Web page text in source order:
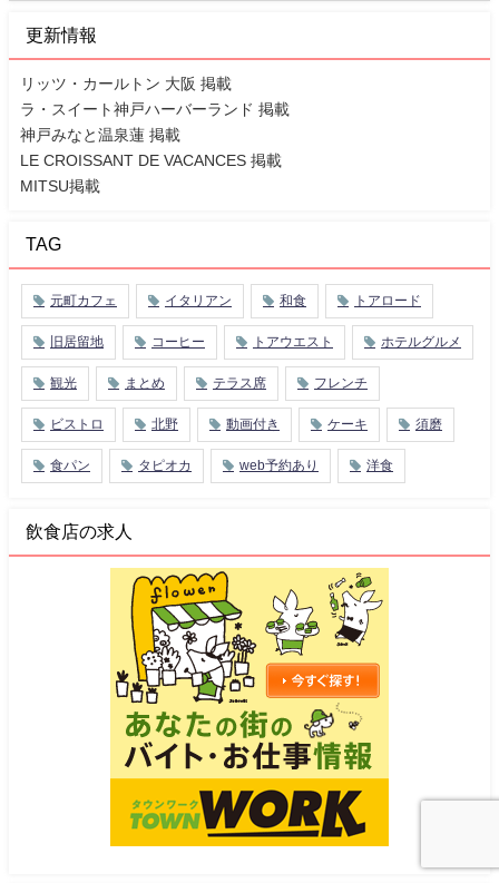
更新情報
リッツ・カールトン 大阪 掲載
ラ・スイート神戸ハーバーランド 掲載
神戸みなと温泉蓮 掲載
LE CROISSANT DE VACANCES 掲載
MITSU掲載
TAG
元町カフェ イタリアン 和食 トアロード
旧居留地 コーヒー トアウエスト ホテルグルメ
観光 まとめ テラス席 フレンチ
ビストロ 北野 動画付き ケーキ 須磨
食パン タピオカ web予約あり 洋食
飲食店の求人